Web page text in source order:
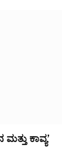
ಕಾವ್ಯ’